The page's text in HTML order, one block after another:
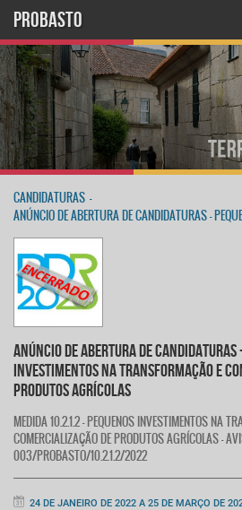
PROBASTO
CANDIDATURAS -
ANÚNCIO DE ABERTURA DE CANDIDATURAS -
ANÚNCIO DE ABERTURA DE CANDIDATURAS
INVESTIMENTOS NA TRANSFORMAÇÃO E
PRODUTOS AGRÍCOLAS
MEDIDA 10.2.1.2 - PEQUENOS INVESTIMENTOS NA
COMERCIALIZAÇÃO DE PRODUTOS AGRÍCOLAS -
003/PROBASTO/10.2.1.2/2022
24 DE JANEIRO DE 2022 A 25 DE MARÇO DE